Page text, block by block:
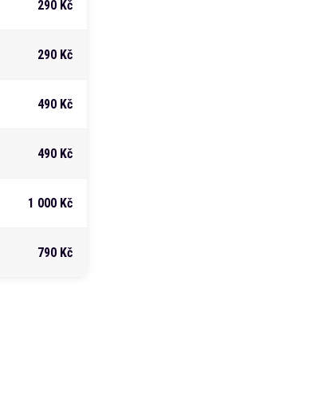
290 Kč
290 Kč
490 Kč
490 Kč
1 000 Kč
790 Kč